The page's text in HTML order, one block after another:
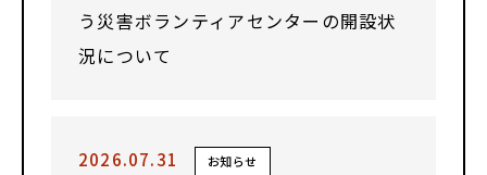
う災害ボランティアセンターの開設状
況について
2026.07.31 お知らせ